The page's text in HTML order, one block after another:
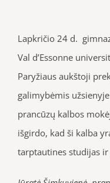
Lapkričio 24 d.
Val d’Essonne
Paryžiaus aukštoji
galimybėmis
prancūzų kalbos
išgirdo, kad ši kalba
tarptautines studijas